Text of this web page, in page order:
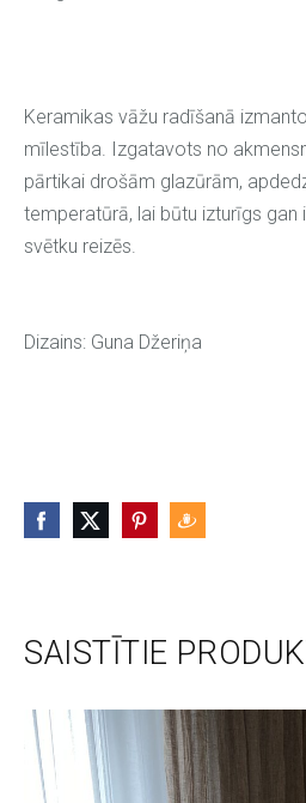
Keramikas vāžu radīšanā
mīlestība. Izgatavots no
pārtikai drošām glazūrām,
temperatūrā, lai būtu izturīgs gan
svētku reizēs.
Dizains: Guna Džeriņa
SAISTĪTIE